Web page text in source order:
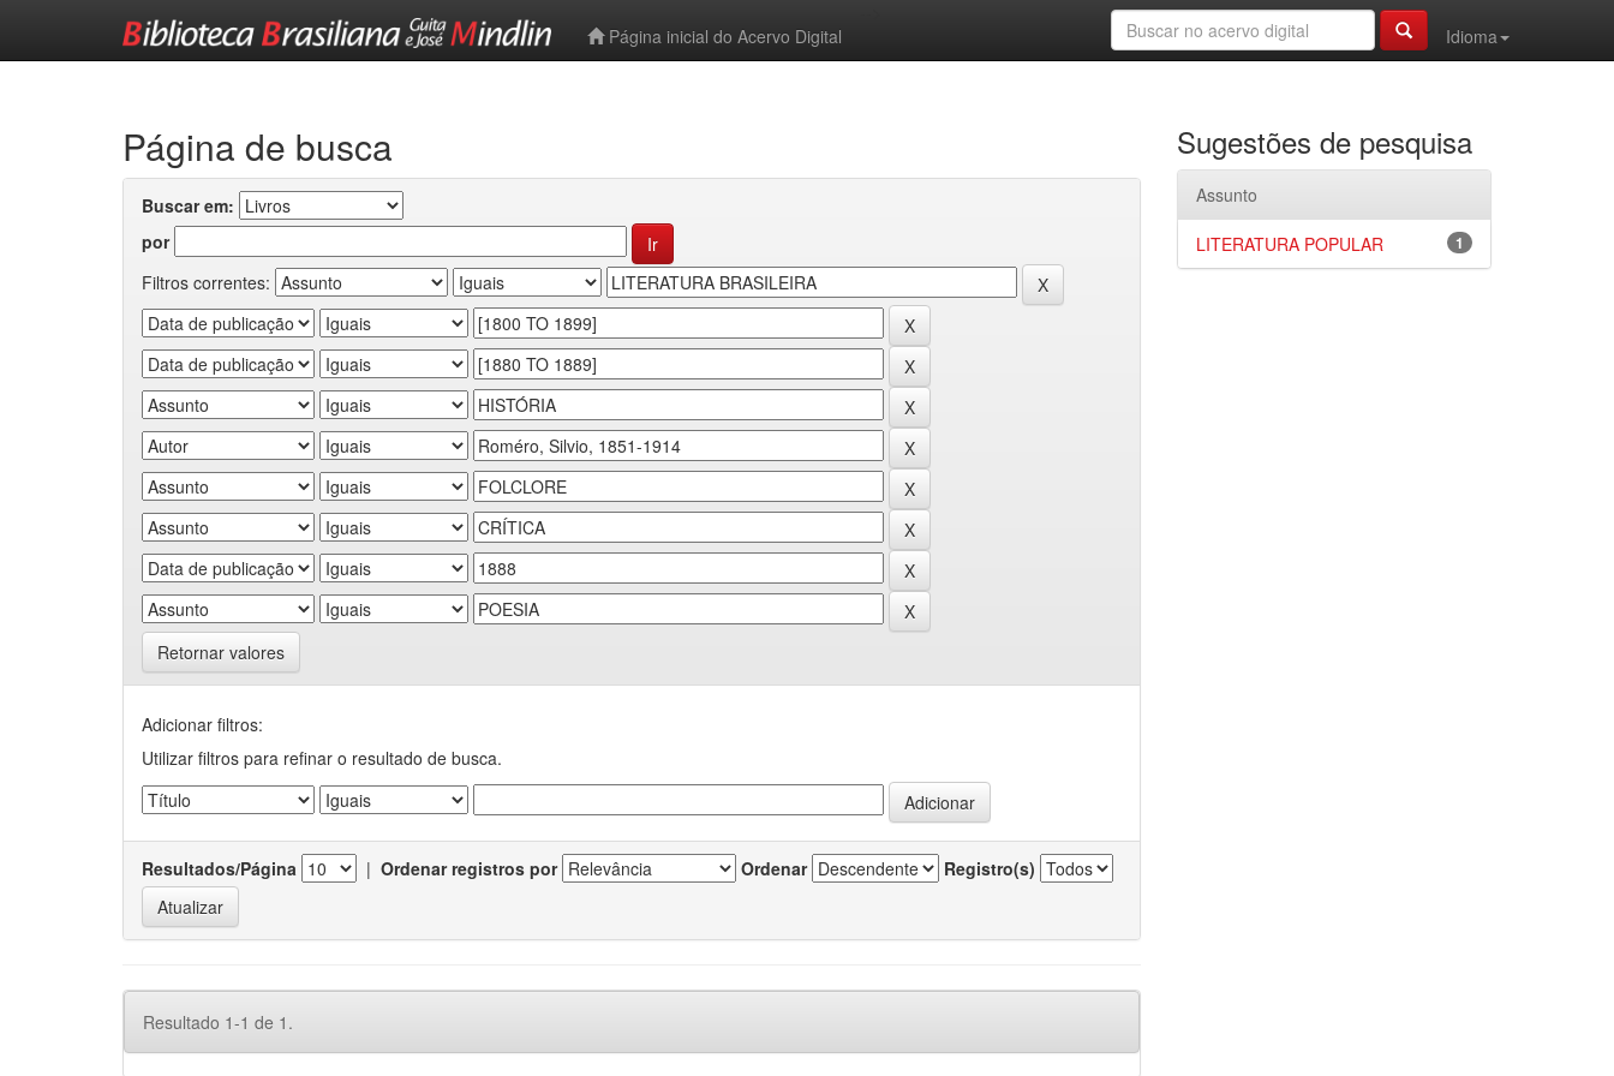
Página inicial do Acervo Digital
Idioma
Página de busca
Buscar em:
por
Filtros correntes:
Retornar valores
Adicionar filtros:
Utilizar filtros para refinar o resultado de busca.
Resultados/Página | Ordenar registros por Ordenar Registro(s)
Resultado 1-1 de 1.
Sugestões de pesquisa
Assunto
1
LITERATURA POPULAR